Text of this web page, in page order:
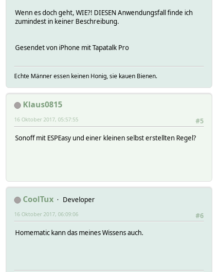
Wenn es doch geht, WIE?! DIESEN Anwendungsfall finde ich
zumindest in keiner Beschreibung.
Gesendet von iPhone mit Tapatalk Pro
Echte Männer essen keinen Honig, sie kauen Bienen.
Klaus0815
#5
16 Oktober 2017, 05:57:55
Sonoff mit ESPEasy und einer kleinen selbst erstellten Regel?
CoolTux
Developer
#6
16 Oktober 2017, 06:09:06
Homematic kann das meines Wissens auch.